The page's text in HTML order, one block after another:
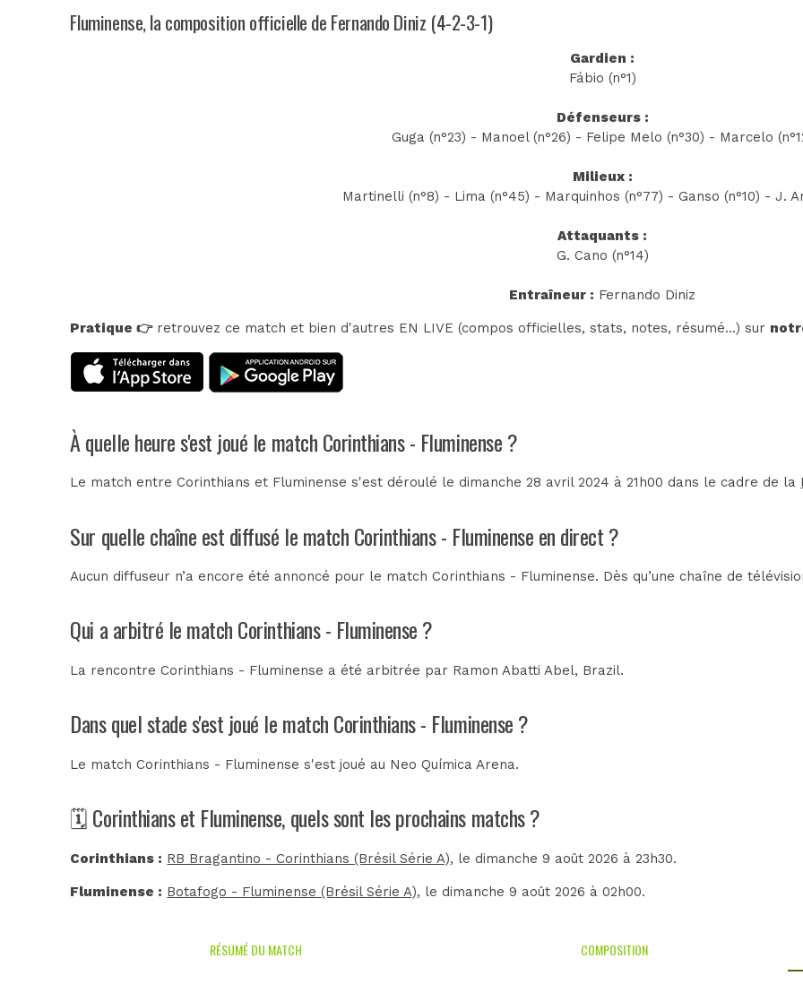
Fluminense, la composition officielle de Fernando Diniz (4-2-3-1)
Gardien :
Fábio (n°1)
Défenseurs :
Guga (n°23) - Manoel (n°26) - Felipe Melo (n°30) - Marcelo
Milieux :
Martinelli (n°8) - Lima (n°45) - Marquinhos (n°77) - Ganso (n°10) - J.
Attaquants :
G. Cano (n°14)
Entraîneur : Fernando Diniz
Pratique 👉retrouvez ce match et bien d'autres EN LIVE (compos officielles, stats, notes, résumé...) sur
À quelle heure s'est joué le match Corinthians - Fluminense ?
Le match entre Corinthians et Fluminense s'est déroulé le dimanche 28 avril 2024 à 21h00 dans le cadre de la
Sur quelle chaîne est diffusé le match Corinthians - Fluminense en direct ?
Aucun diffuseur n’a encore été annoncé pour le match Corinthians - Fluminense. Dès qu’une chaîne de
Qui a arbitré le match Corinthians - Fluminense ?
La rencontre Corinthians - Fluminense a été arbitrée par Ramon Abatti Abel, Brazil.
Dans quel stade s'est joué le match Corinthians - Fluminense ?
Le match Corinthians - Fluminense s'est joué au Neo Química Arena.
🗓️ Corinthians et Fluminense, quels sont les prochains matchs ?
Corinthians : RB Bragantino - Corinthians (Brésil Série A), le dimanche 9 août 2026 à 23h30.
Fluminense : Botafogo - Fluminense (Brésil Série A), le dimanche 9 août 2026 à 02h00.
RÉSUMÉ DU MATCH COMPOSITION